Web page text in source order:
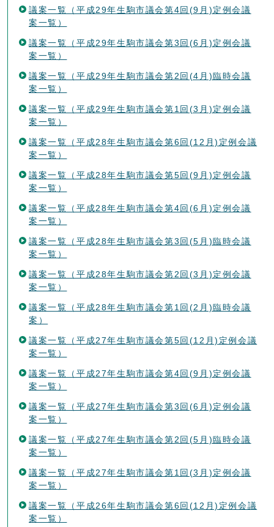
議案一覧（平成29年生駒市議会第4回(9月)定例会議
案一覧）
議案一覧（平成29年生駒市議会第3回(6月)定例会議
案一覧）
議案一覧（平成29年生駒市議会第2回(4月)臨時会議
案一覧）
議案一覧（平成29年生駒市議会第1回(3月)定例会議
案一覧）
議案一覧（平成28年生駒市議会第6回(12月)定例会議
案一覧）
議案一覧（平成28年生駒市議会第5回(9月)定例会議
案一覧）
議案一覧（平成28年生駒市議会第4回(6月)定例会議
案一覧）
議案一覧（平成28年生駒市議会第3回(5月)臨時会議
案一覧）
議案一覧（平成28年生駒市議会第2回(3月)定例会議
案一覧）
議案一覧（平成28年生駒市議会第1回(2月)臨時会議
案）
議案一覧（平成27年生駒市議会第5回(12月)定例会議
案一覧）
議案一覧（平成27年生駒市議会第4回(9月)定例会議
案一覧）
議案一覧（平成27年生駒市議会第3回(6月)定例会議
案一覧）
議案一覧（平成27年生駒市議会第2回(5月)臨時会議
案一覧）
議案一覧（平成27年生駒市議会第1回(3月)定例会議
案一覧）
議案一覧（平成26年生駒市議会第6回(12月)定例会議
案一覧）